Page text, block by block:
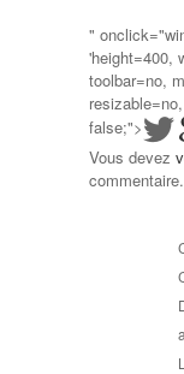
"
'height=400,
toolbar=no,
false;">
Vous devez
commentaire.